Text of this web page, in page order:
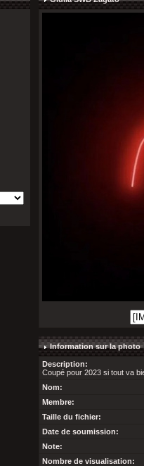
Information sur la photo
Description:
Coupé pour 2023 si tout va
Nom:
Membre:
Taille du fichier:
Date de soumission:
Note:
Nombre de visualisation: